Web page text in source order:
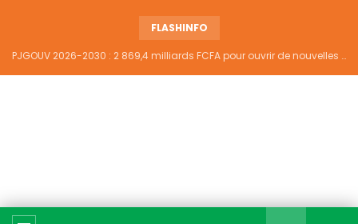
FLASHINFO
PJGOUV 2026-2030 : 2 869,4 milliards FCFA pour ouvrir de nouvelles perspectives à plus de 5,2 millions de jeunes ivoiriens